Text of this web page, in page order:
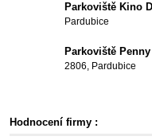
Parkoviště Kino
Pardubice
Parkoviště
2806, Pardubice
Hodnocení firmy :